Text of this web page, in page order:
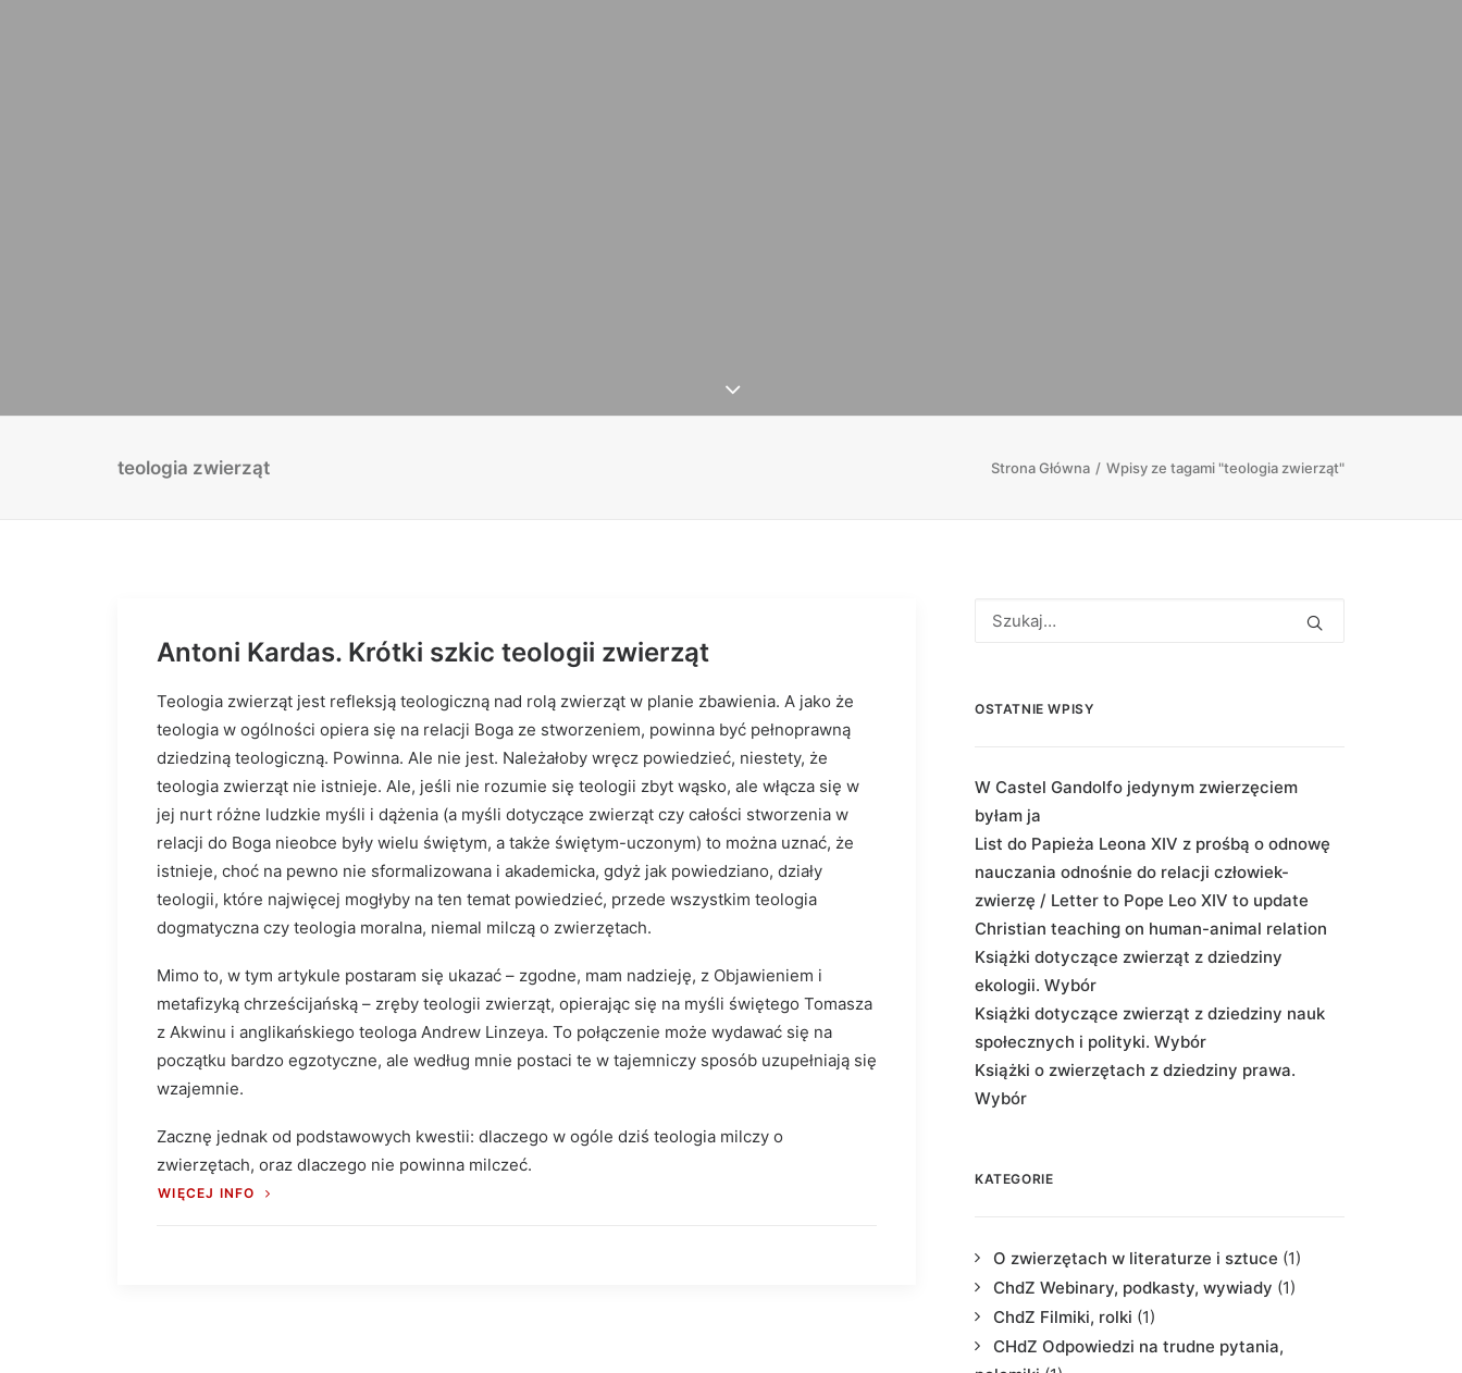
teologia zwierząt Strona Główna Wpisy ze tagami "teologia zwierząt"
Antoni Kardas. Krótki szkic teologii zwierząt
Teologia zwierząt jest refleksją teologiczną nad rolą zwierząt w planie zbawienia. A jako że
teologia w ogólności opiera się na relacji Boga ze stworzeniem, powinna być pełnoprawną
dziedziną teologiczną. Powinna. Ale nie jest. Należałoby wręcz powiedzieć, niestety, że
teologia zwierząt nie istnieje. Ale, jeśli nie rozumie się teologii zbyt wąsko, ale włącza się w
jej nurt różne ludzkie myśli i dążenia (a myśli dotyczące zwierząt czy całości stworzenia w
relacji do Boga nieobce były wielu świętym, a także świętym-uczonym) to można uznać, że
istnieje, choć na pewno nie sformalizowana i akademicka, gdyż jak powiedziano, działy
teologii, które najwięcej mogłyby na ten temat powiedzieć, przede wszystkim teologia
dogmatyczna czy teologia moralna, niemal milczą o zwierzętach.
Mimo to, w tym artykule postaram się ukazać – zgodne, mam nadzieję, z Objawieniem i
metafizyką chrześcijańską – zręby teologii zwierząt, opierając się na myśli świętego Tomasza
z Akwinu i anglikańskiego teologa Andrew Linzeya. To połączenie może wydawać się na
początku bardzo egzotyczne, ale według mnie postaci te w tajemniczy sposób uzupełniają się
wzajemnie.
Zacznę jednak od podstawowych kwestii: dlaczego w ogóle dziś teologia milczy o
zwierzętach, oraz dlaczego nie powinna milczeć.
WIĘCEJ INFO
OSTATNIE WPISY
W Castel Gandolfo jedynym zwierzęciem
byłam ja
List do Papieża Leona XIV z prośbą o odnowę
nauczania odnośnie do relacji człowiek-
zwierzę / Letter to Pope Leo XIV to update
Christian teaching on human-animal relation
Książki dotyczące zwierząt z dziedziny
ekologii. Wybór
Książki dotyczące zwierząt z dziedziny nauk
społecznych i polityki. Wybór
Książki o zwierzętach z dziedziny prawa.
Wybór
KATEGORIE
O zwierzętach w literaturze i sztuce (1)
ChdZ Webinary, podkasty, wywiady (1)
ChdZ Filmiki, rolki (1)
CHdZ Odpowiedzi na trudne pytania,